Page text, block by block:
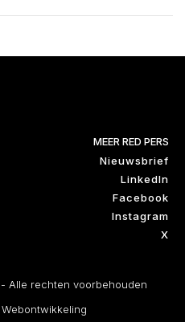
MEER RED PERS
Nieuwsbrief
LinkedIn
Facebook
Instagram
X
Alle rechten voorbehouden
Webontwikkeling